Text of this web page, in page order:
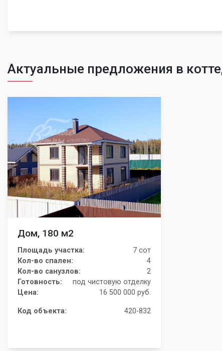
Актуальные предложения в
Дом, 180 м2
Площадь участка:
7 сот
Кол-во спален:
4
Кол-во санузлов:
2
Готовность:
под чистовую отделку
Цена:
16 500 000 руб.
Код объекта: 420-832